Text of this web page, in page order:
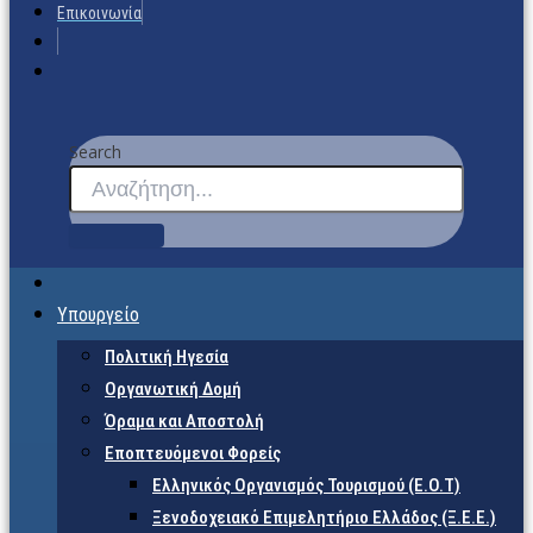
Επικοινωνία
Search
Υπουργείο
Πολιτική Ηγεσία
Οργανωτική Δομή
Όραμα και Αποστολή
Εποπτευόμενοι Φορείς
Eλληνικός Οργανισμός Τουρισμού (Ε.Ο.Τ)
Ξενοδοχειακό Επιμελητήριο Ελλάδος (Ξ.Ε.Ε.)